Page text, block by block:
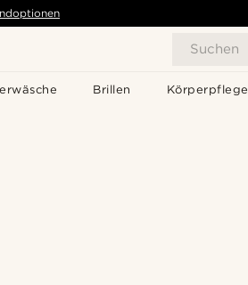
Suchen
Brillen Körperpflege